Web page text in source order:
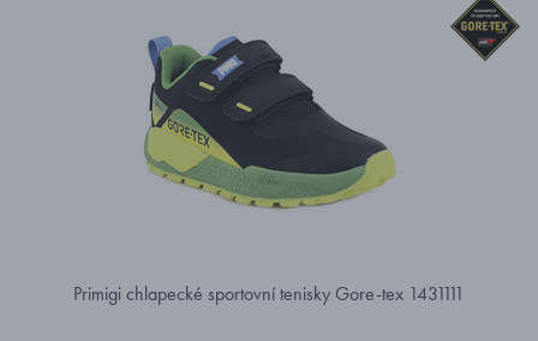
Primigi chlapecké sportovní tenisky Gore-tex 1431111